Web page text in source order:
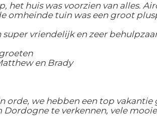
het huis was voorzien van alles.
omheinde tuin was een groot
super vriendelijk en zeer
en Brady
orde, we hebben een top
te verkennen, vele